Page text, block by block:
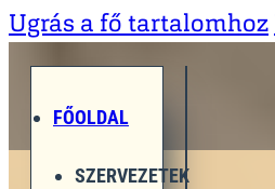
Ugrás a fő tartalomhoz
FŐOLDAL
SZERVEZETEK